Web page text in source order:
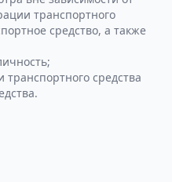
транспортного
средство, а также
транспортного средства